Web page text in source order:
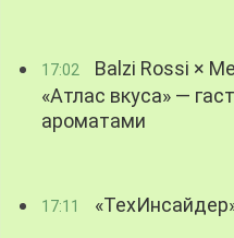
17:02
Balzi Rossi ×
«Атлас вкуса» —
ароматами
17:11